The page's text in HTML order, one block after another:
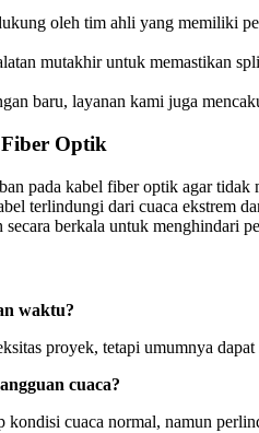
oleh tim ahli yang memiliki
mutakhir untuk memastikan
baru, layanan kami juga
Optik
pada kabel fiber optik agar tidak
terlindungi dari cuaca ekstrem
secara berkala untuk menghindari
waktu?
proyek, tetapi umumnya dapat
cuaca?
cuaca normal, namun